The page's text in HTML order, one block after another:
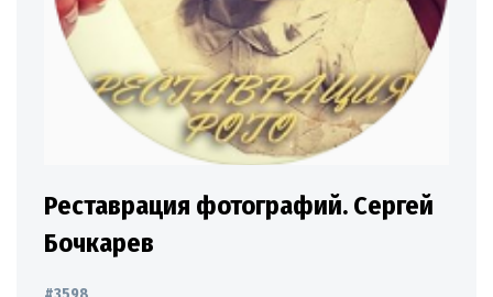
Реставрация фотографий. Сергей
Бочкарев